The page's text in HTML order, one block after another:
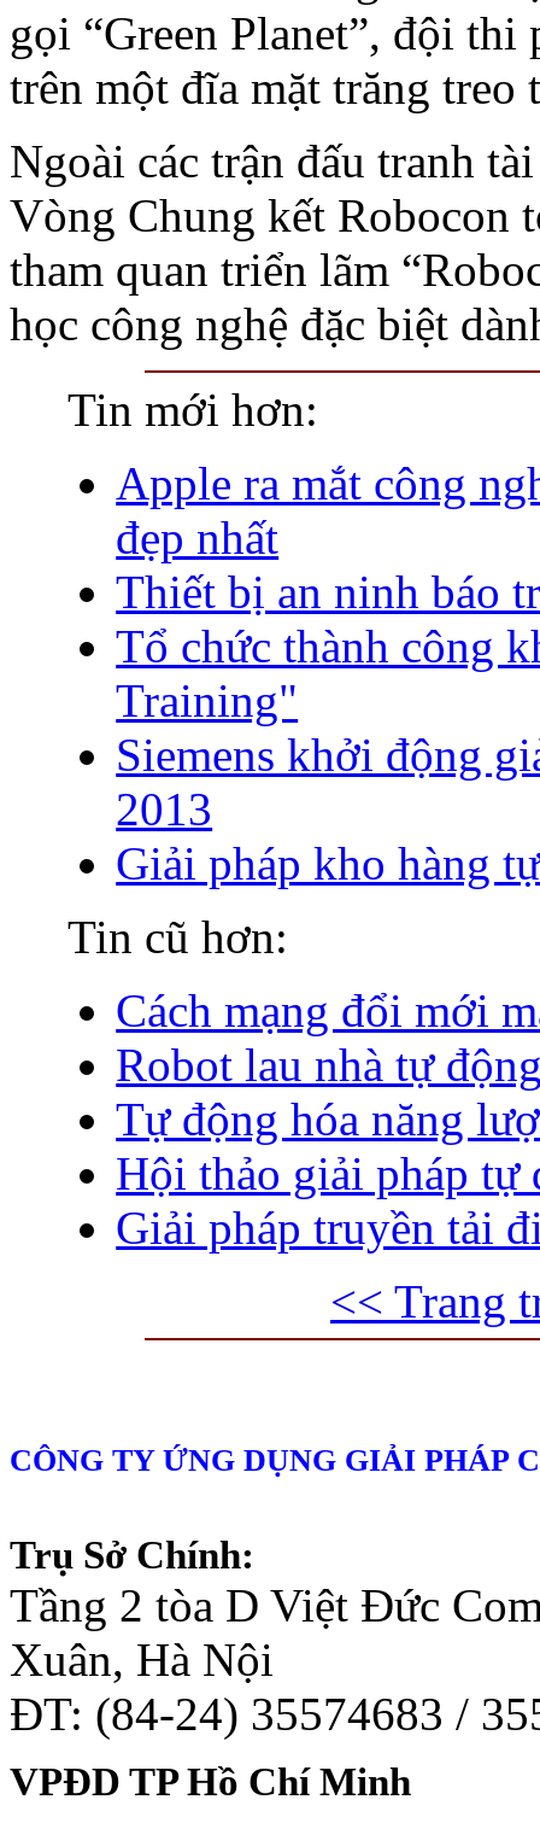
gọi “Green Planet”, đội
trên một đĩa mặt trăng treo
Ngoài các trận đấu tranh
Vòng Chung kết Robocon
tham quan triển lãm
học công nghệ đặc biệt
Tin mới hơn:
Apple ra mắt công
đẹp nhất
Thiết bị an ninh báo
Tổ chức thành công
Training"
Siemens khởi động
2013
Giải pháp kho hàng
Tin cũ hơn:
Cách mạng đổi mới
Robot lau nhà tự
Tự động hóa năng
Hội thảo giải pháp tự
Giải pháp truyền tải
<< Trang
CÔNG TY ỨNG DỤNG GIẢI PHÁP
Trụ Sở Chính:
Tầng 2 tòa D Việt Đức
Xuân, Hà Nội
ĐT: (84-24) 35574683 /
VPĐD TP Hồ Chí Minh